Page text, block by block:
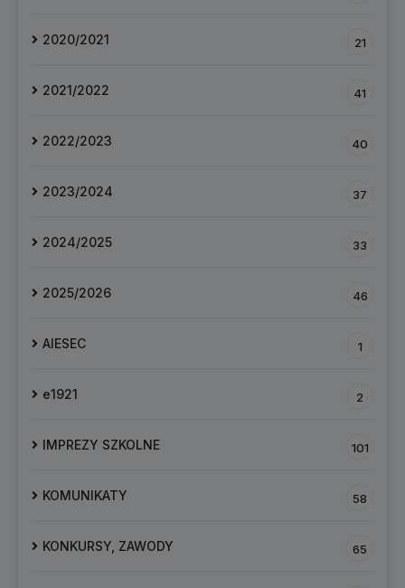
2020/2021 21
2021/2022 41
2022/2023 40
2023/2024 37
2024/2025 33
2025/2026 46
AIESEC 1
e1921 2
IMPREZY SZKOLNE 101
KOMUNIKATY 58
KONKURSY, ZAWODY 65